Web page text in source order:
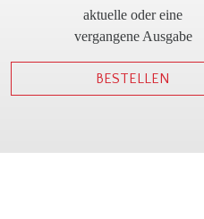
aktuelle oder eine
vergangene Ausgabe
BESTELLEN